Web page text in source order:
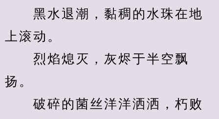
黑水退潮，黏稠的水珠在地
上滚动。
烈焰熄灭，灰烬于半空飘
扬。
破碎的菌丝洋洋洒洒，朽败